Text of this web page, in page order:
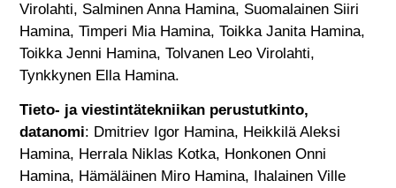
Virolahti, Salminen Anna Hamina, Suomalainen Siiri
Hamina, Timperi Mia Hamina, Toikka Janita Hamina,
Toikka Jenni Hamina, Tolvanen Leo Virolahti,
Tynkkynen Ella Hamina.
Tieto- ja viestintätekniikan perustutkinto,
datanomi: Dmitriev Igor Hamina, Heikkilä Aleksi
Hamina, Herrala Niklas Kotka, Honkonen Onni
Hamina, Hämäläinen Miro Hamina, Ihalainen Ville